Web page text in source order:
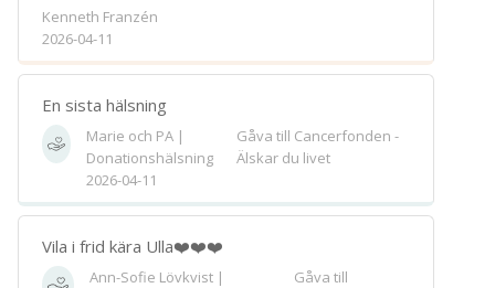
Kenneth Franzén
2026-04-11
En sista hälsning
Marie och PA |
Donationshälsning
2026-04-11
Gåva till Cancerfonden -
Älskar du livet
Vila i frid kära Ulla❤️❤️❤️
Ann-Sofie Lövkvist |
Gåva till